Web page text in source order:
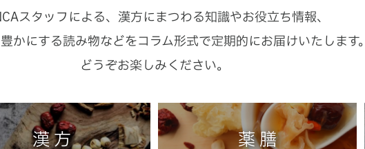
スタッフによる、 漢方にまつわる知識やお役立ち情報、
かにする読み物などをコラム形式で定期的にお届けいたします。
どうぞお楽しみください。
漢 方 薬 膳